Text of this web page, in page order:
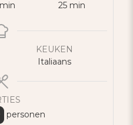
min
25minuten
min
KEUKEN
Italiaans
personen